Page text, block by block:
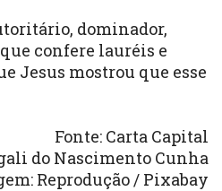
dominador,
confere lauréis e
Jesus mostrou que esse
Fonte: Carta Capital
do Nascimento Cunha
Reprodução / Pixabay